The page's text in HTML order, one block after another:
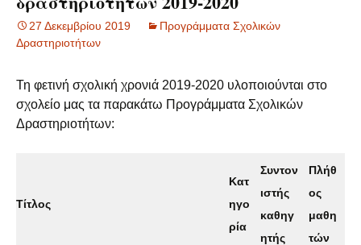
27 Δεκεμβρίου 2019
Προγράμματα Σχολικών
Δραστηριοτήτων
Τη φετινή σχολική χρονιά 2019-2020 υλοποιούνται στο
σχολείο μας τα παρακάτω Προγράμματα Σχολικών
Δραστηριοτήτων:
Τίτλος
Κατ
ηγο
ρία
Συντον
ιστής
καθηγ
ητής
Πλήθ
ος
μαθη
τών